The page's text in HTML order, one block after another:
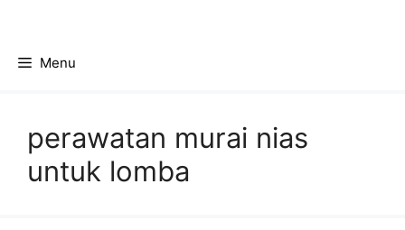
contentMenu
perawatan murai nias
untuk lomba